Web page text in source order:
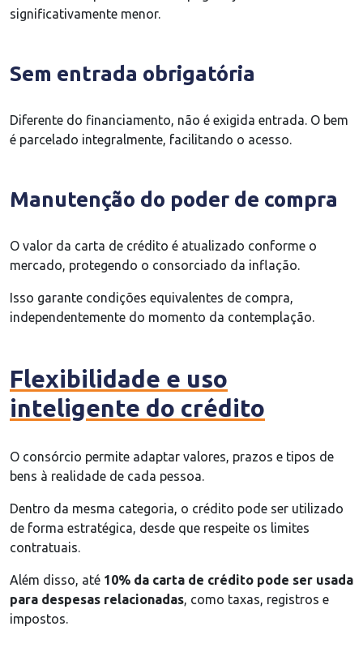
significativamente menor.
Sem entrada obrigatória
Diferente do financiamento, não é exigida entrada. O bem
é parcelado integralmente, facilitando o acesso.
Manutenção do poder de compra
O valor da carta de crédito é atualizado conforme o
mercado, protegendo o consorciado da inflação.
Isso garante condições equivalentes de compra,
independentemente do momento da contemplação.
Flexibilidade e uso
inteligente do crédito
O consórcio permite adaptar valores, prazos e tipos de
bens à realidade de cada pessoa.
Dentro da mesma categoria, o crédito pode ser utilizado
de forma estratégica, desde que respeite os limites
contratuais.
Além disso, até 10% da carta de crédito pode ser usada
para despesas relacionadas, como taxas, registros e
impostos.